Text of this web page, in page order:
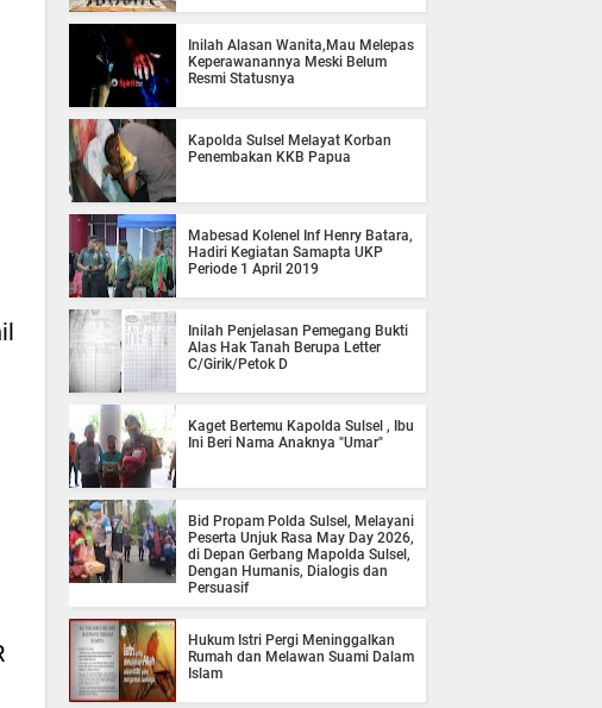
Inilah Alasan Wanita,Mau Melepas
Keperawanannya Meski Belum
Resmi Statusnya
Kapolda Sulsel Melayat Korban
Penembakan KKB Papua
Mabesad Kolenel Inf Henry Batara,
Hadiri Kegiatan Samapta UKP
Periode 1 April 2019
Inilah Penjelasan Pemegang Bukti
Alas Hak Tanah Berupa Letter
C/Girik/Petok D
Kaget Bertemu Kapolda Sulsel , Ibu
Ini Beri Nama Anaknya "Umar"
Bid Propam Polda Sulsel, Melayani
Peserta Unjuk Rasa May Day 2026,
di Depan Gerbang Mapolda Sulsel,
Dengan Humanis, Dialogis dan
Persuasif
Hukum Istri Pergi Meninggalkan
Rumah dan Melawan Suami Dalam
Islam